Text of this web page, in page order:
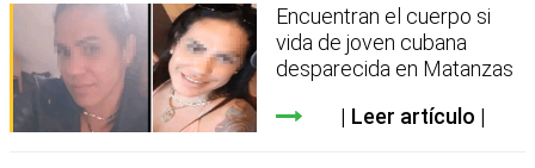
Encuentran el cuerpo si
vida de joven cubana
desparecida en Matanzas
Leer artículo